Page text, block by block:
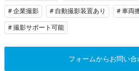
# 企業撮影 # 自動撮影装置あり # 車両
# 撮影サポート可能
フォームからお問い合